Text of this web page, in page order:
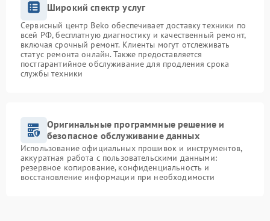
Широкий спектр услуг
Сервисный центр Beko обеспечивает доставку техники по
всей РФ, бесплатную диагностику и качественный ремонт,
включая срочный ремонт. Клиенты могут отслеживать
статус ремонта онлайн. Также предоставляется
постгарантийное обслуживание для продления срока
службы техники
Оригинальные программные решение и
безопасное обслуживание данных
Использование официальных прошивок и инструментов,
аккуратная работа с пользовательскими данными:
резервное копирование, конфиденциальность и
восстановление информации при необходимости